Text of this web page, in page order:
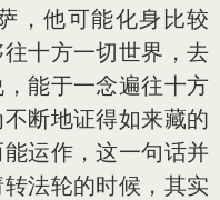
，他可能化身比较
十方一切世界，去
能于一念遍往十方
断地证得如来藏的
运作，这一句话并
法轮的时候，其实